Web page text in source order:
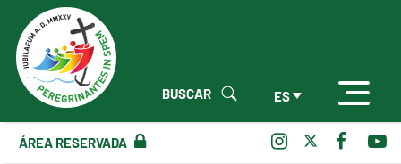
ES
BUSCAR
ÁREA RESERVADA